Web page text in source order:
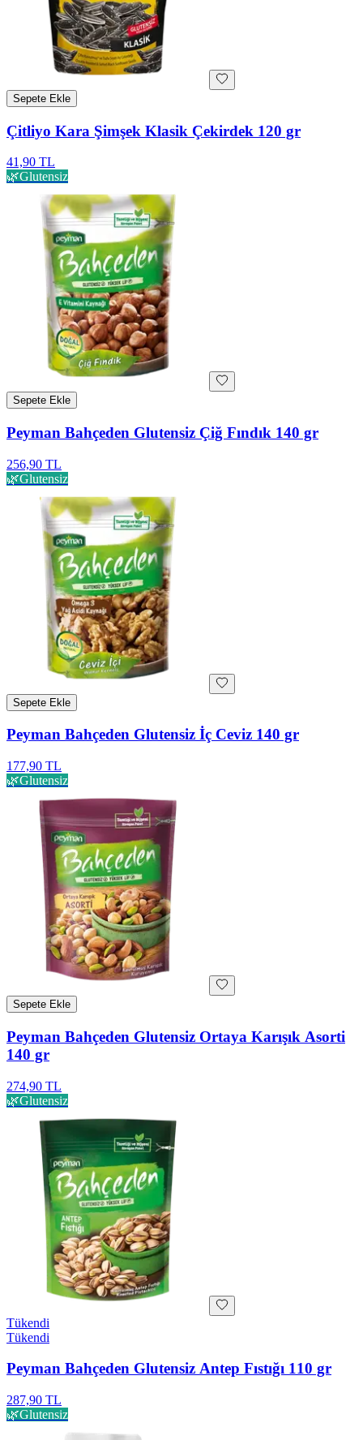
Sepete Ekle
Çitliyo Kara Şimşek Klasik Çekirdek 120 gr
41,90 TL
🌿Glutensiz
Sepete Ekle
Peyman Bahçeden Glutensiz Çiğ Fındık 140 gr
256,90 TL
🌿Glutensiz
Sepete Ekle
Peyman Bahçeden Glutensiz İç Ceviz 140 gr
177,90 TL
🌿Glutensiz
Sepete Ekle
Peyman Bahçeden Glutensiz Ortaya Karışık Asorti
140 gr
274,90 TL
🌿Glutensiz
Tükendi
Tükendi
Peyman Bahçeden Glutensiz Antep Fıstığı 110 gr
287,90 TL
🌿Glutensiz